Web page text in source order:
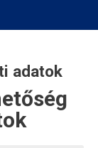
adatok